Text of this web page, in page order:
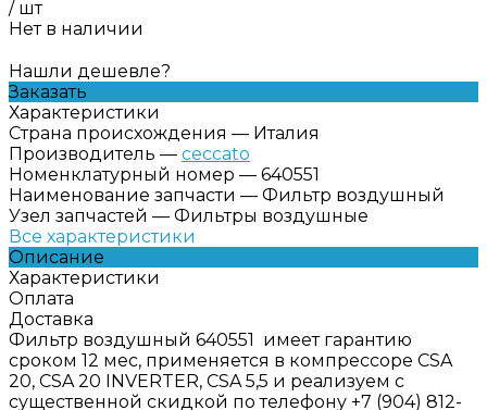
/ шт
Нет в наличии
Нашли дешевле?
Заказать
Характеристики
Страна происхождения — Италия
Производитель — ceccato
Номенклатурный номер — 640551
Наименование запчасти — Фильтр воздушный
Узел запчастей — Фильтры воздушные
Все характеристики
Описание
Характеристики
Оплата
Доставка
Фильтр воздушный 640551 имеет гарантию
сроком 12 мес, применяется в компрессоре CSA
20, CSA 20 INVERTER, CSA 5,5 и реализуем с
существенной скидкой по телефону +7 (904) 812-